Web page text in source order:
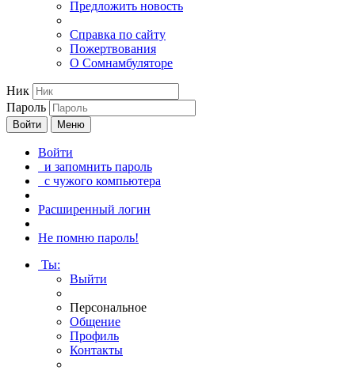
Предложить новость
Справка по сайту
Пожертвования
О Сомнамбуляторе
Ник
Пароль
Войти Меню
Войти
и запомнить пароль
с чужого компьютера
Расширенный логин
Не помню пароль!
Ты:
Выйти
Персональное
Общение
Профиль
Контакты